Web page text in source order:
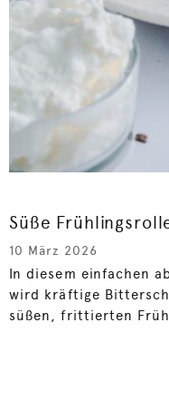
Süße
10 März 2026
In diesem einfachen
wird kräftige
süßen, frittierten